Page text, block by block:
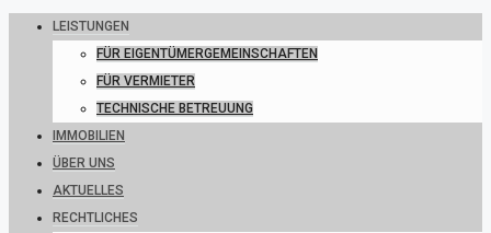
LEISTUNGEN
FÜR EIGENTÜMERGEMEINSCHAFTEN
FÜR VERMIETER
TECHNISCHE BETREUUNG
IMMOBILIEN
ÜBER UNS
AKTUELLES
RECHTLICHES